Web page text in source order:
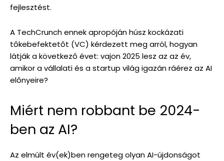
fejlesztést.
A TechCrunch ennek apropóján húsz kockázati
tőkebefektetőt (VC) kérdezett meg arról, hogyan
látják a következő évet: vajon 2025 lesz az az év,
amikor a vállalati és a startup világ igazán ráérez az AI
előnyeire?
Miért nem robbant be 2024-
ben az AI?
Az elmúlt év(ek)ben rengeteg olyan AI-újdonságot